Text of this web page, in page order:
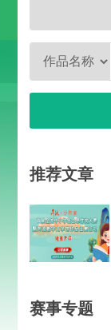
推荐文章
赛事专题